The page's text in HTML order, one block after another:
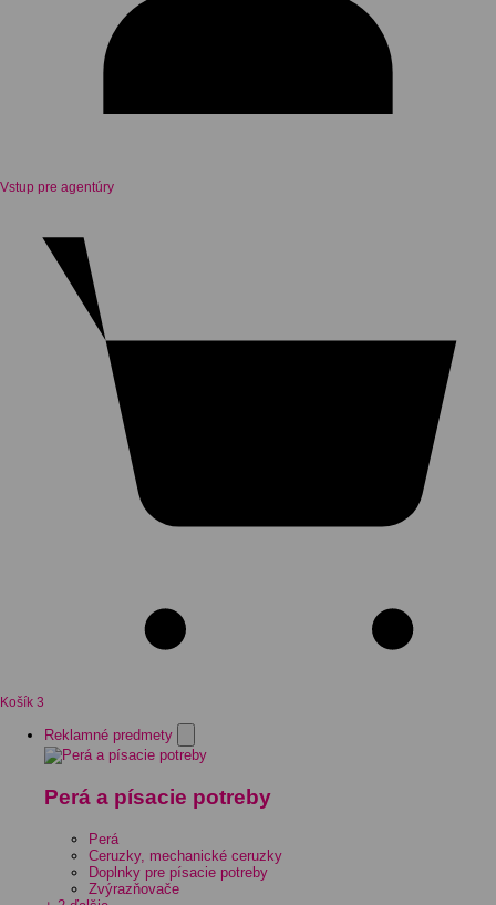
Vstup pre agentúry
Košík 3
Reklamné predmety
Perá a písacie potreby
Perá
Ceruzky, mechanické ceruzky
Doplnky pre písacie potreby
Zvýrazňovače